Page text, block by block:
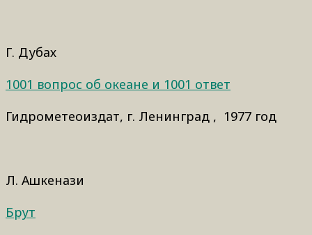
Г. Дубах
1001 вопрос об океане и 1001 ответ
Гидрометеоиздат, г. Ленинград , 1977 год
Л. Ашкенази
Брут